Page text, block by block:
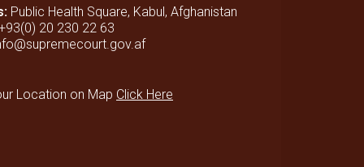
Public Health Square, Kabul, Afghanistan
20 230 22 63
Location on Map Click Here